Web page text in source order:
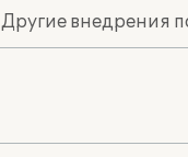
Другие внедрения